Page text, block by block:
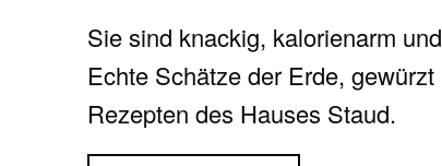
Sie sind knackig, kalorienarm
Echte Schätze der Erde,
Rezepten des Hauses Staud.